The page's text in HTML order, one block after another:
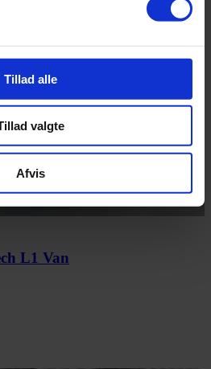
Tillad alle
valgte
Afvis
L1 Van